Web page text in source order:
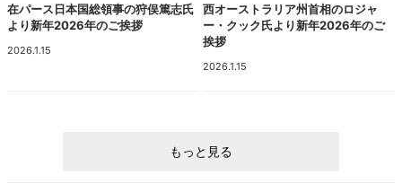
在パース日本国総領事の狩俣篤志氏
より新年2026年のご挨拶
2026.1.15
西オーストラリア州首相のロジャ
ー・クック氏より新年2026年のご
挨拶
2026.1.15
もっと見る